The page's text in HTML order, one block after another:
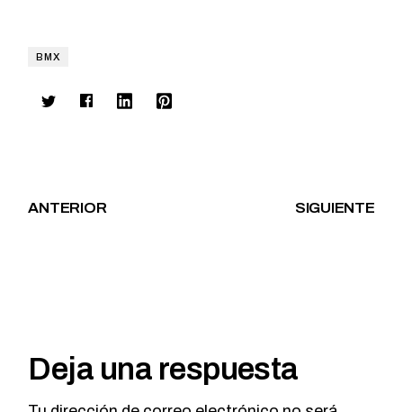
BMX
ANTERIOR SIGUIENTE
Deja una respuesta